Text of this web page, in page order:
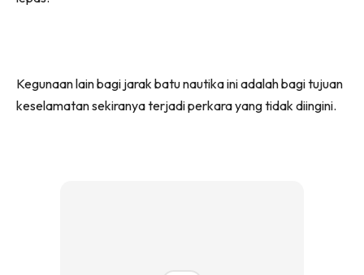
Kegunaan lain bagi jarak batu nautika ini adalah bagi tujuan
keselamatan sekiranya terjadi perkara yang tidak diingini.